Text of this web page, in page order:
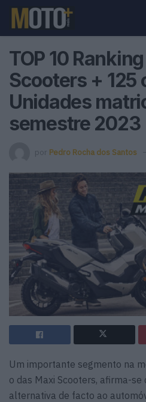
TOP 10
Scooters + 125
Unidades
semestre 2023
por Pedro Rocha dos Santos
Um importante segmento na
o das Maxi Scooters, afirma-se
alternativa de facto ao